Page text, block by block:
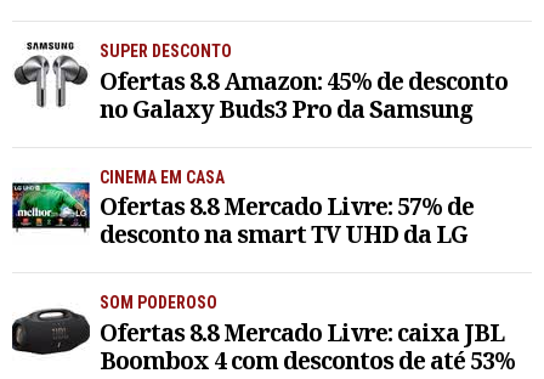
SUPER DESCONTO
Ofertas 8.8 Amazon: 45% de desconto
no Galaxy Buds3 Pro da Samsung
CINEMA EM CASA
Ofertas 8.8 Mercado Livre: 57% de
desconto na smart TV UHD da LG
SOM PODEROSO
Ofertas 8.8 Mercado Livre: caixa JBL
Boombox 4 com descontos de até 53%